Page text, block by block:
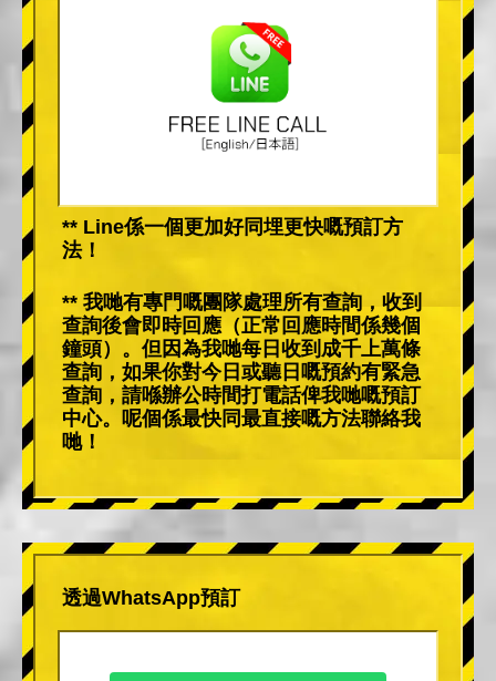
** Line係一個更加好同埋更快嘅預訂方
法！
** 我哋有專門嘅團隊處理所有查詢，收到
查詢後會即時回應（正常回應時間係幾個
鐘頭）。但因為我哋每日收到成千上萬條
查詢，如果你對今日或聽日嘅預約有緊急
查詢，請喺辦公時間打電話俾我哋嘅預訂
中心。呢個係最快同最直接嘅方法聯絡我
哋！
透過WhatsApp預訂